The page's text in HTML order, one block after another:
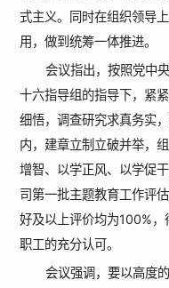
式主义。同时在组织领导
用，做到统筹一体推进。
会议指出，按照党中
十六指导组的指导下，紧
细悟，调查研究求真务实
内，建章立制立破并举，
增智、以学正风、以学促
司第一批主题教育工作评
好及以上评价均为100%
职工的充分认可。
会议强调，要以高度